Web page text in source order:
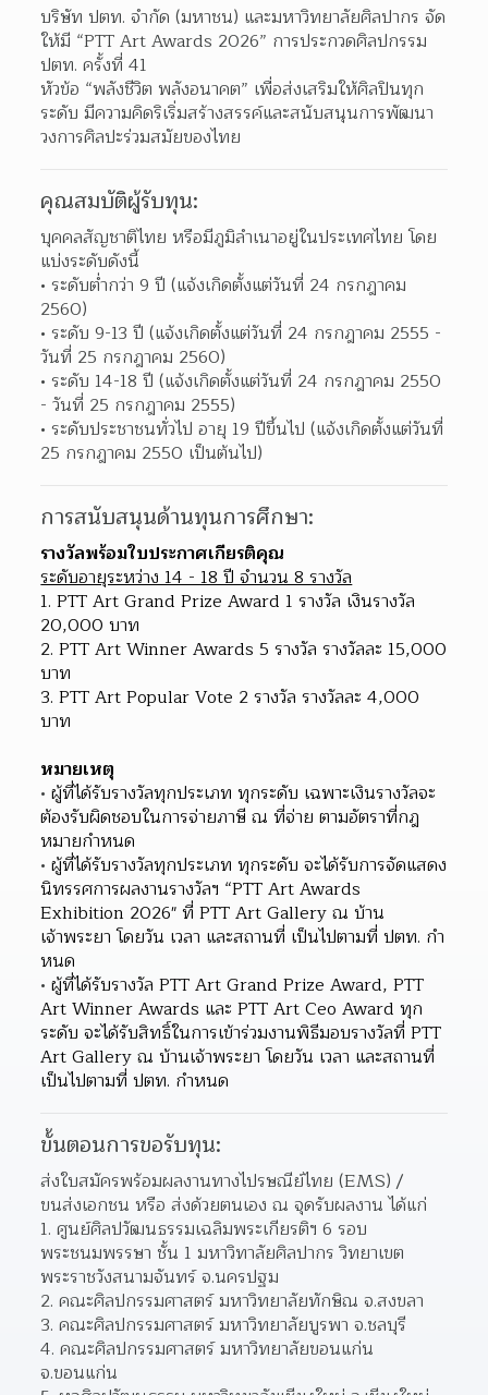
บริษัท ปตท. จำกัด (มหาชน) และมหาวิทยาลัยศิลปากร จัด
ให้มี “PTT Art Awards 2026” การประกวดศิลปกรรม
ปตท. ครั้งที่ 41
หัวข้อ “พลังชีวิต พลังอนาคต” เพื่อส่งเสริมให้ศิลปินทุก
ระดับ มีความคิดริเริ่มสร้างสรรค์และสนับสนุนการพัฒนา
วงการศิลปะร่วมสมัยของไทย
คุณสมบัติผู้รับทุน:
บุคคลสัญชาติไทย หรือมีภูมิลำเนาอยู่ในประเทศไทย โดย
แบ่งระดับดังนี้
ระดับต่ำกว่า 9 ปี (แจ้งเกิดตั้งแต่วันที่ 24 กรกฎาคม
2560)
ระดับ 9-13 ปี (แจ้งเกิดตั้งแต่วันที่ 24 กรกฎาคม 2555 -
วันที่ 25 กรกฎาคม 2560)
ระดับ 14-18 ปี (แจ้งเกิดตั้งแต่วันที่ 24 กรกฎาคม 2550
- วันที่ 25 กรกฎาคม 2555)
ระดับประชาชนทั่วไป อายุ 19 ปีขึ้นไป (แจ้งเกิดตั้งแต่วันที่
25 กรกฎาคม 2550 เป็นต้นไป)
การสนับสนุนด้านทุนการศึกษา:
รางวัลพร้อมใบประกาศเกียรติคุณ
ระดับอายุระหว่าง 14 - 18 ปี จํานวน 8 รางวัล
1. PTT Art Grand Prize Award 1 รางวัล เงินรางวัล
20,000 บาท
2. PTT Art Winner Awards 5 รางวัล รางวัลละ 15,000
บาท
3. PTT Art Popular Vote 2 รางวัล รางวัลละ 4,000
บาท
หมายเหตุ
ผู้ที่ได้รับรางวัลทุกประเภท ทุกระดับ เฉพาะเงินรางวัลจะ
ต้องรับผิดชอบในการจ่ายภาษี ณ ที่จ่าย ตามอัตราที่กฎ
หมายกําหนด
ผู้ที่ได้รับรางวัลทุกประเภท ทุกระดับ จะได้รับการจัดแสดง
นิทรรศการผลงานรางวัลฯ “PTT Art Awards
Exhibition 2026" ที่ PTT Art Gallery ณ บ้าน
เจ้าพระยา โดยวัน เวลา และสถานที่ เป็นไปตามที่ ปตท. กํา
หนด
ผู้ที่ได้รับรางวัล PTT Art Grand Prize Award, PTT
Art Winner Awards และ PTT Art Ceo Award ทุก
ระดับ จะได้รับสิทธิ์ในการเข้าร่วมงานพิธีมอบรางวัลที่ PTT
Art Gallery ณ บ้านเจ้าพระยา โดยวัน เวลา และสถานที่
เป็นไปตามที่ ปตท. กําหนด
ขั้นตอนการขอรับทุน:
ส่งใบสมัครพร้อมผลงานทางไปรษณีย์ไทย (EMS) /
ขนส่งเอกชน หรือ ส่งด้วยตนเอง ณ จุดรับผลงาน ได้แก่
ศูนย์ศิลปวัฒนธรรมเฉลิมพระเกียรติฯ 6 รอบ
พระชนมพรรษา ชั้น 1 มหาวิทาลัยศิลปากร วิทยาเขต
พระราชวังสนามจันทร์ จ.นครปฐม
คณะศิลปกรรมศาสตร์ มหาวิทยาลัยทักษิณ จ.สงขลา
คณะศิลปกรรมศาสตร์ มหาวิทยาลัยบูรพา จ.ชลบุรี
คณะศิลปกรรมศาสตร์ มหาวิทยาลัยขอนแก่น
จ.ขอนแก่น